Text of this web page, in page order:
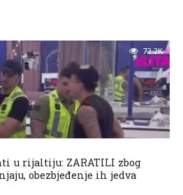
72.2K
u rijaltiju: ZARATILI zbog
obezbjeđenje ih jedva